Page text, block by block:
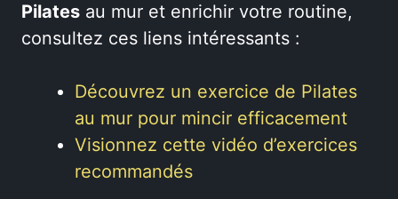
Pilates au mur et enrichir votre routine,
consultez ces liens intéressants :
Découvrez un exercice de Pilates
au mur pour mincir efficacement
Visionnez cette vidéo d’exercices
recommandés